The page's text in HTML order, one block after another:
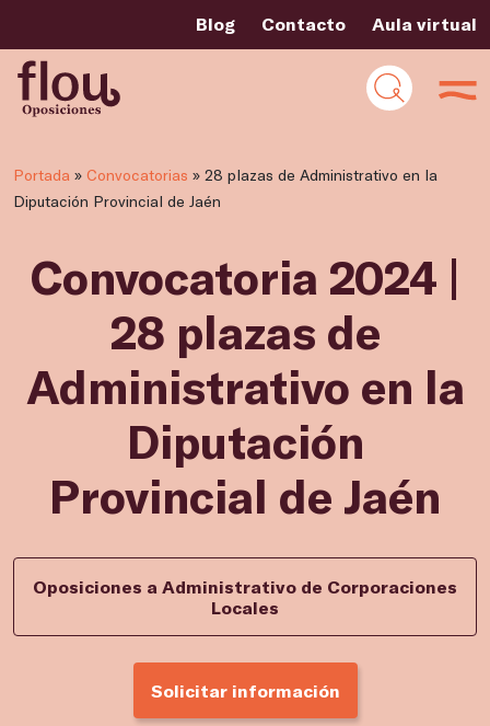
Blog Contacto Aula virtual
Portada » Convocatorias » 28 plazas de Administrativo en la
Diputación Provincial de Jaén
Convocatoria 2024 |
28 plazas de
Administrativo en la
Diputación
Provincial de Jaén
Oposiciones a Administrativo de Corporaciones
Locales
Solicitar información